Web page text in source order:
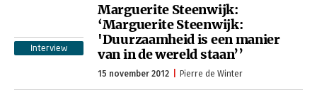
Interview
Marguerite Steenwijk:
‘Marguerite Steenwijk:
'Duurzaamheid is een manier
van in de wereld staan’’
15 november 2012 Pierre de Winter